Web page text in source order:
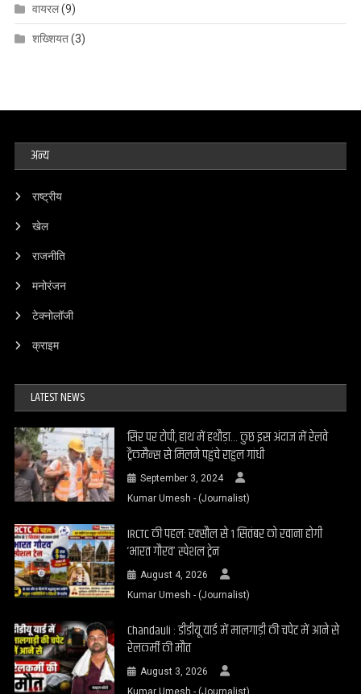
वायरल(9)
शख्शियत(3)
अन्य
राष्ट्रीय
खेल
राजनीति
मनोरंजन
टेक्नोलॉजी
क्राइम
LATEST NEWS
सिर पर टोपी, हाथ में हथौड़ा… कुछ इस अंदाज में रेलवे
ट्रैकमैन्स से मिलने पहुंचे राहुल गांधी
September 3, 2024
Kumar Umesh - (Journalist)
IRCTC की पहल: रक्सौल से 1 सितंबर को रवाना होगी
‘भारत गौरव’ स्पेशल ट्रेन
August 4, 2026
Kumar Umesh - (Journalist)
Chandauli : डीडीयू यार्ड में मालगाड़ी की चपेट में आने से
रेलकर्मी की मौत
August 3, 2026
Kumar Umesh - (Journalist)